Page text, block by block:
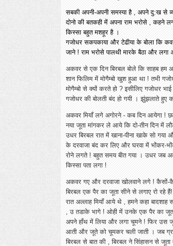
सबकी अपनी-अपनी समस्या है , अपने दु:ख से
दोनो की बतकही में अपना राम भरोसे , कहने
किस्सा बहुत मशहूर है ।
गजोधर सकपकाया और टेढीया के बोला कि
जाने ! राम भरोसे पालथी मारके बैठा और
अकवर से एक दिन बिरबल बोले कि साहब हम
शान फिलिम में मोगैम्बो खुश हुआ था ! तभी
मोगैम्बो से क्यों करते हो ? इसीलिए गजोधर
गजोधर की बोलती बंद हो गयी । झुंझलाते हुए
अकवर मियाँ लगे अगोरने - कब दिन आयेगा !
नया जूता मांगकर ले आये कि दो-तीन दिन में
उधर बिरबल रात में खाना-पीना खाके सो
के दरवाजा बंद कर लिए और घरवा में भोंकर-
रोने लगते ! बहुत समय बीत गया । उधर जब
किस्सा पता लगा !
अकवर गए और दरवाजा खोलवाने लगे ! कैसों-
बिरबल एक पैर का जूता सीने से लगाए रो रहे
रात अल्लाह मियाँ आये थे , हमने कहा
, उ तडाके भागे ! ओही में उनके एक पैर का
अपने हाँथ में लिया और लगा चूमने ! फिर उस
आती और जूते को चूमकर चली जाती । जब
बिरबल से बात की , बिरबल ने सिंहासन से